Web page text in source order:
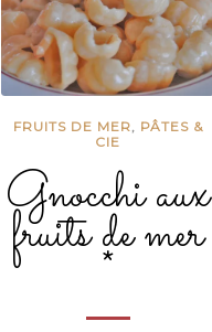
FRUITS DE MER, PÂTES &
CIE
Gnocchi aux
fruits de mer
*